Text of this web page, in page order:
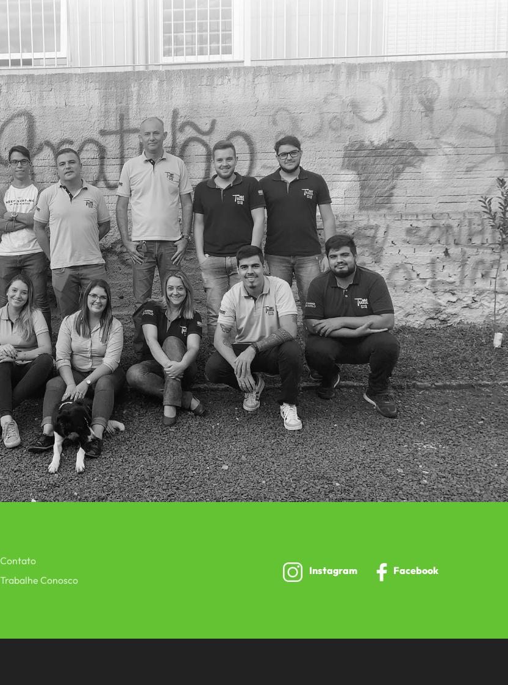
Contato
Trabalhe Conosco
Instagram Facebook